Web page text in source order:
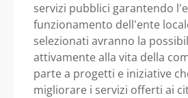
servizi pubblici garantendo
funzionamento dell'ente
selezionati avranno la
attivamente alla vita della
parte a progetti e iniziative
migliorare i servizi offerti ai